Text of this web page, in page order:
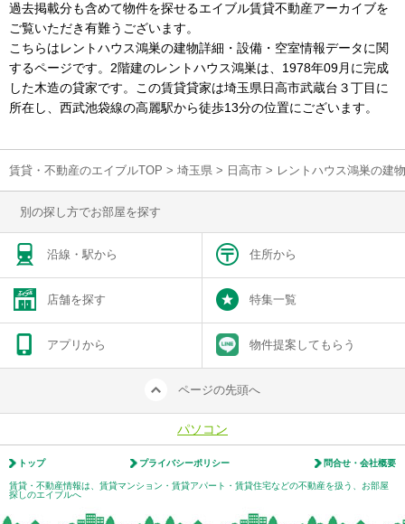
過去掲載分も含めて物件を探せるエイブル賃貸不動産アーカイブを
ご覧いただき有難うございます。
こちらはレントハウス鴻巣の建物詳細・設備・空室情報データに関
するページです。2階建のレントハウス鴻巣は、1978年09月に完成
した木造の貸家です。この賃貸貸家は埼玉県日高市武蔵台３丁目に
所在し、西武池袋線の高麗駅から徒歩13分の位置にございます。
賃貸・不動産のエイブルTOP > 埼玉県 > 日高市 > レントハウス鴻巣の建
別の探し方でお部屋を探す
沿線・駅から 住所から
店舗を探す 特集一覧
アプリから 物件提案してもらう
ページの先頭へ
パソコン
トップ プライバシーポリシー 問合せ・会社概要
賃貸・不動産情報は、賃貸マンション・賃貸アパート・賃貸住宅などの不動産を扱う、お部屋
探しのエイブルへ